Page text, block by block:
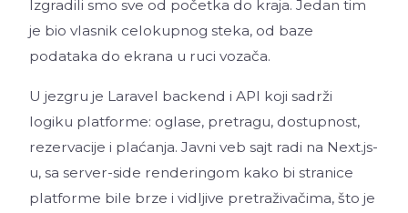
Izgradili smo sve od početka do kraja. Jedan tim
je bio vlasnik celokupnog steka, od baze
podataka do ekrana u ruci vozača.
U jezgru je Laravel backend i API koji sadrži
logiku platforme: oglase, pretragu, dostupnost,
rezervacije i plaćanja. Javni veb sajt radi na Next.js-
u, sa server-side renderingom kako bi stranice
platforme bile brze i vidljive pretraživačima, što je